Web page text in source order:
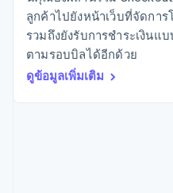
การซิ
เกม
การบริการ
และสันทน
ประกันภัย
สื่อและควา
องค์กรไม่แ
ภาครัฐ
การเชื่อมต่
แอป
ตัวอย่างโค้ด
บล็อกของ
สถานะ API
การติดต่อ
ติดต่อฝ่าย
สมัครเป็นพ
ลูกค้าไปยังหน้าเว็บที่จัดการ
รวมถึงยังรับการชำระเงินแ
ตามรอบบิลได้อีกด้วย
ดูข้อมูลเพิ่มเติม